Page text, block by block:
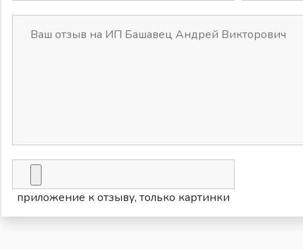
приложение к отзыву, только картинки